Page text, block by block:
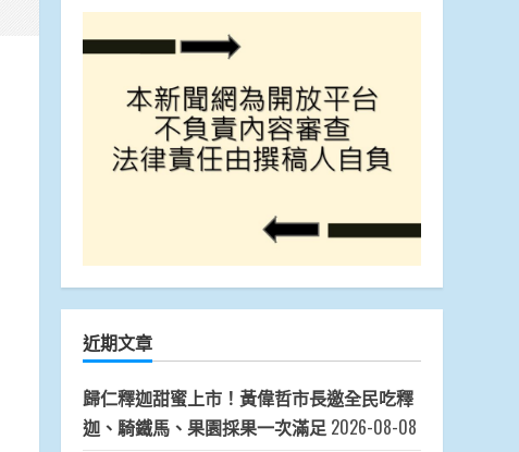
近期文章
歸仁釋迦甜蜜上市！黃偉哲市長邀全民吃釋
迦、騎鐵馬、果園採果一次滿足 2026-08-08